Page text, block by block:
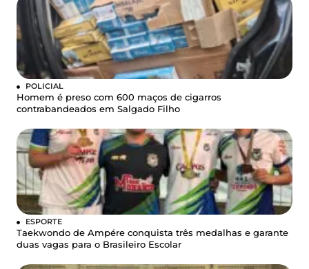
POLICIAL
Homem é preso com 600 maços de cigarros
contrabandeados em Salgado Filho
ESPORTE
Taekwondo de Ampére conquista três medalhas e garante
duas vagas para o Brasileiro Escolar